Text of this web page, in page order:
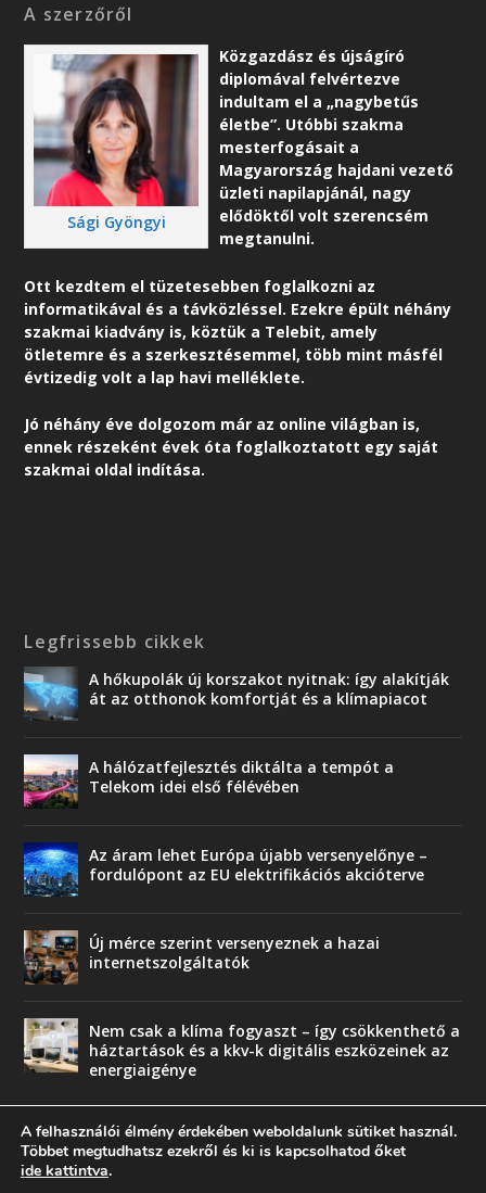
A szerzőről
Sági Gyöngyi
Közgazdász és újságíró
diplomával felvértezve
indultam el a „nagybetűs
életbe”. Utóbbi szakma
mesterfogásait a
Magyarország hajdani vezető
üzleti napilapjánál, nagy
elődöktől volt szerencsém
megtanulni.
Ott kezdtem el tüzetesebben foglalkozni az
informatikával és a távközléssel. Ezekre épült néhány
szakmai kiadvány is, köztük a Telebit, amely
ötletemre és a szerkesztésemmel, több mint másfél
évtizedig volt a lap havi melléklete.
Jó néhány éve dolgozom már az online világban is,
ennek részeként évek óta foglalkoztatott egy saját
szakmai oldal indítása.
Legfrissebb cikkek
A hőkupolák új korszakot nyitnak: így alakítják
át az otthonok komfortját és a klímapiacot
A hálózatfejlesztés diktálta a tempót a
Telekom idei első félévében
Az áram lehet Európa újabb versenyelőnye –
fordulópont az EU elektrifikációs akcióterve
Új mérce szerint versenyeznek a hazai
internetszolgáltatók
Nem csak a klíma fogyaszt – így csökkenthető a
háztartások és a kkv-k digitális eszközeinek az
energiaigénye
A felhasználói élmény érdekében weboldalunk sütiket használ.
Többet megtudhatsz ezekről és ki is kapcsolhatod őket
ide kattintva.